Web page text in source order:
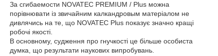
За сгибаемости NOVATEC PREMIUM / Plus можна
порівнювати із звичайним калкандровым матеріалом не
дивлячись на те, що NOVATEC Plus показує значно кращі
робочі якості.
В основному, судження про гнучкості це більше особиста
думка, що результати наукових випробувань.